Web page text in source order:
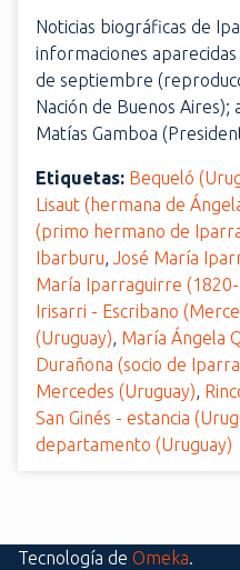
Noticias biográficas de
informaciones
de septiembre
Nación de Buenos Aires);
Matías Gamboa
Etiquetas: Bequeló
Lisaut (hermana de
(primo hermano de
Ibarburu, José María
María Iparraguirre
Irisarri - Escribano
(Uruguay), María Ángela
Durañona (socio de
Mercedes (Uruguay),
San Ginés - estancia
departamento (Uruguay)
Tecnología de Omeka.